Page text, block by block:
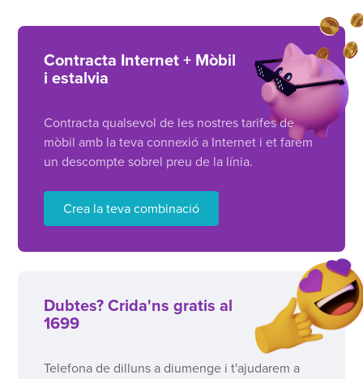
Contracta Internet + Mòbil
i estalvia
Contracta qualsevol de les nostres tarifes de
mòbil amb la teva connexió a Internet i et farem
un descompte sobrel preu de la línia.
Crea la teva combinació
Dubtes? Crida'ns gratis al
1699
Telefona de dilluns a diumenge i t'ajudarem a